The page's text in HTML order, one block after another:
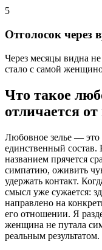
5
Отголосок через
Через месяцы видна
стало с самой
Что такое
отличается
Любовное зелье — это
единственный состав.
названием прячется
симпатию, оживить
удержать контакт.
смысл уже сужается:
направлено на
его отношении. Я
женщина не путала
реальным результатом.